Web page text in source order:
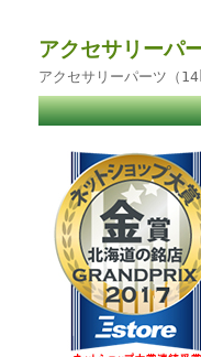
アクセサリーパ
アクセサリーパーツ（